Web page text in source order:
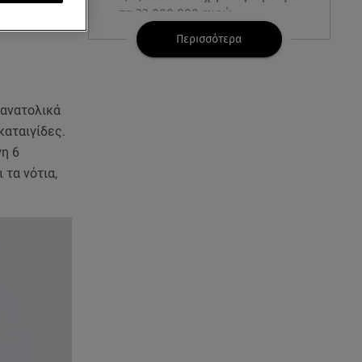
τα 32.000.000 ευρώ
07.08.26 , 21:03
Περισσότερα
6
νότια,